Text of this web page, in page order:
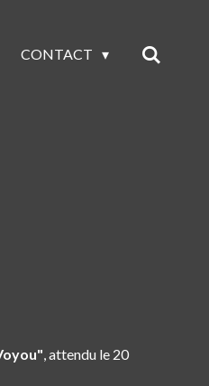
CONTACT
, attendu le 20